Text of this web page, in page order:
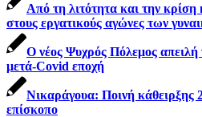
Από τη λιτότητα και την
στους εργατικούς αγώνες των
Ο νέος Ψυχρός Πόλεμος
μετά-Covid εποχή
Νικαράγουα: Ποινή κάθειρξης
επίσκοπο